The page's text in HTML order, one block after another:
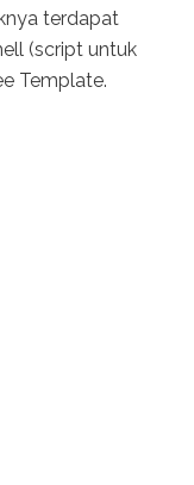
terdapat
(script untuk
Template.